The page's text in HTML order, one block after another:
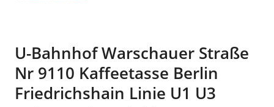
U-Bahnhof Warschauer Straße
Nr 9110 Kaffeetasse Berlin
Friedrichshain Linie U1 U3